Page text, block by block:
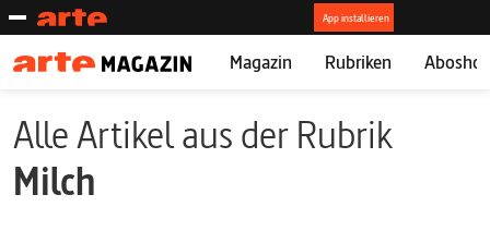
Magazin Rubriken
Alle Artikel aus der Rubrik
Milch